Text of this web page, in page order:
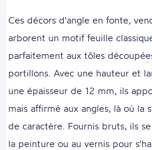
Ces décors d'angle en fonte,
arborent un motif feuille
parfaitement aux tôles
portillons. Avec une hauteur et
une épaisseur de 12 mm, ils
mais affirmé aux angles, là où la
de caractère. Fournis bruts, ils
la peinture ou au vernis pour